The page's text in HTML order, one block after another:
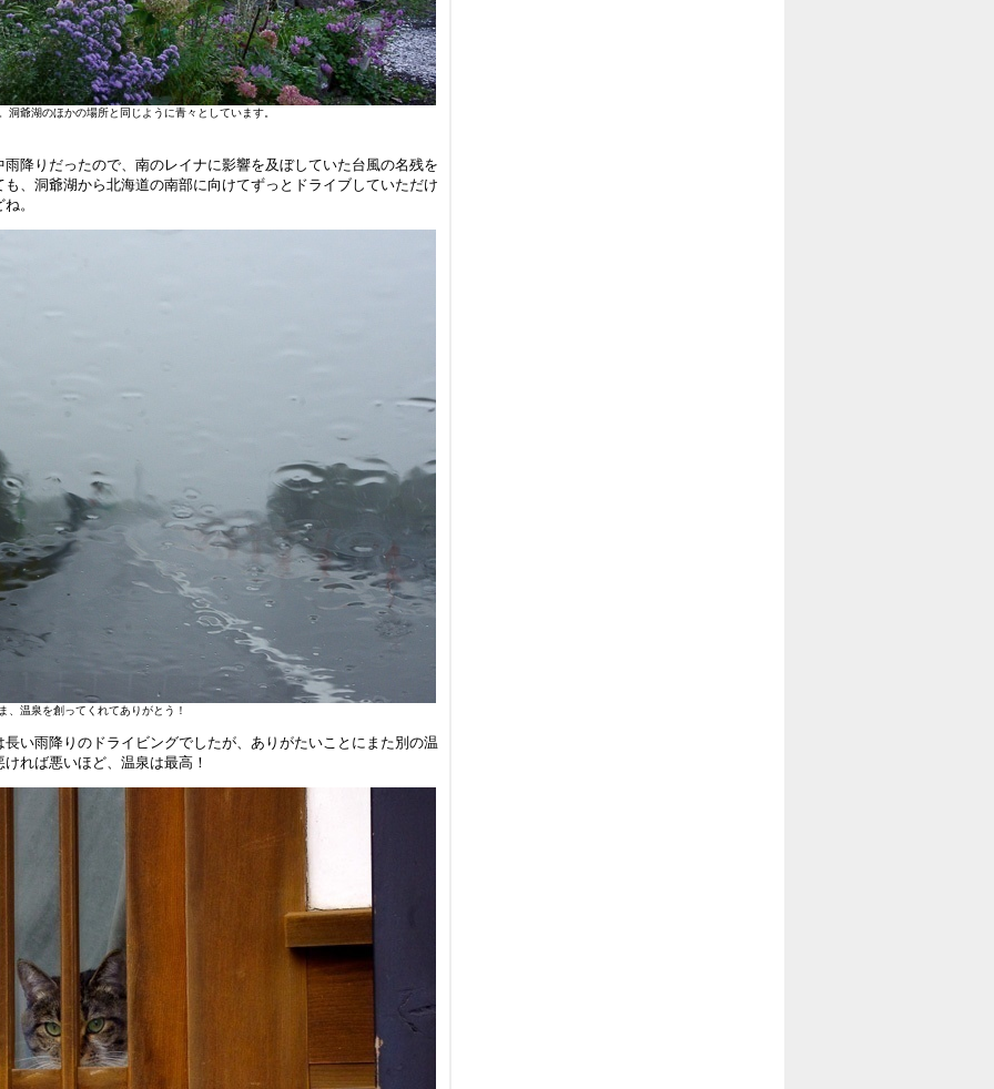
洞爺湖のほかの場所と同じように青々としています。
降りだったので、南のレイナに影響を及ぼしていた台風の名残を
、洞爺湖から北海道の南部に向けてずっとドライブしていただけ
。
、温泉を創ってくれてありがとう！
い雨降りのドライビングでしたが、ありがたいことにまた別の温
れば悪いほど、温泉は最高！